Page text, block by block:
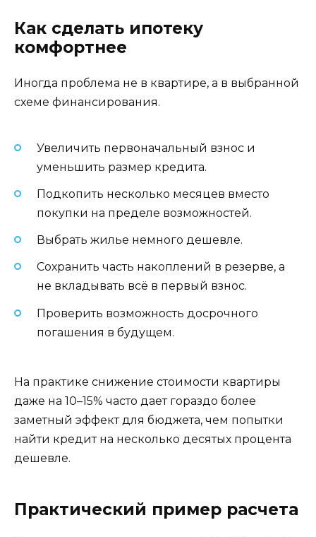
Как сделать ипотеку
комфортнее
Иногда проблема не в квартире, а в выбранной
схеме финансирования.
Увеличить первоначальный взнос и
уменьшить размер кредита.
Подкопить несколько месяцев вместо
покупки на пределе возможностей.
Выбрать жилье немного дешевле.
Сохранить часть накоплений в резерве, а
не вкладывать всё в первый взнос.
Проверить возможность досрочного
погашения в будущем.
На практике снижение стоимости квартиры
даже на 10–15% часто дает гораздо более
заметный эффект для бюджета, чем попытки
найти кредит на несколько десятых процента
дешевле.
Практический пример расчета